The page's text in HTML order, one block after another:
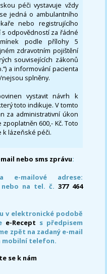
péči vystavuje vždy
jedná o ambulantního
nebo registrujícího
odpovědností za řádné
podle přílohy 5
zdravotním pojištění
souvisejících zákonů
a informování pacienta
splněny.
vystavit návrh k
toto indikuje. V tomto
za administrativní úkon
600,- Kč. Toto
k lázeňské péči.
nebo sms zprávu:
e-mailové adrese:
nebo na tel. č. 377 464
v elektronické podobě
e-Recept s předpisem
zpět na zadaný e-mail
mobilní telefon.
se k nám